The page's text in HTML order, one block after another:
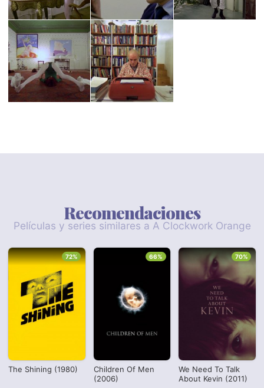
Recomendaciones
Películas y series similares a A Clockwork Orange
The Shining (1980)
72%
Children Of Men
(2006)
66%
We Need To Talk
About Kevin (2011)
70%